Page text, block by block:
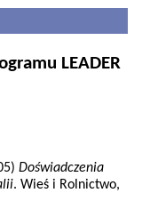
LEADER
Doświadczenia
. Wieś i Rolnictwo,